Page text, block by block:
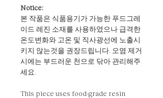
Notice:
본 작품은 식품용기가 가능한 푸드그레
이드 레진 소재를 사용하였으나 급격한
온도변화와 고온 및 직사광선에 노출시
키지 않는것을 권장드립니다. 오염 제거
시에는 부드러운 천으로 닦아 관리해주
세요.
This piece uses food-grade resin